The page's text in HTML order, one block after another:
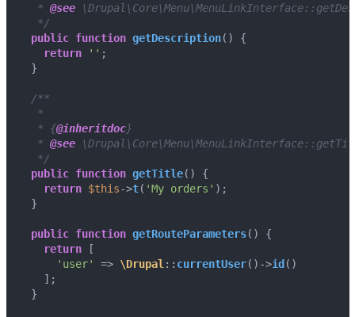
   *
@see
   */
public function getDescription( ) {
return
'' ;
  }
/**
   *
   * {
@inheritdoc}
   *
@see
   */
public function getTitle( ) {
return $this->t( 'My orders' );
  }
public function getRouteParameters( ) {
return [
'user'
=> \Drupal :: currentUser()->id ()
    ];
  }